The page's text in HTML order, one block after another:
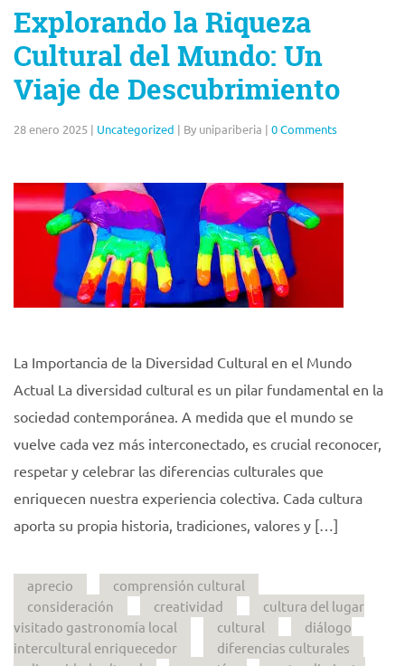
Explorando la Riqueza
Cultural del Mundo: Un
Viaje de Descubrimiento
28 enero 2025 | Uncategorized | By unipariberia | 0 Comments
La Importancia de la Diversidad Cultural en el Mundo
Actual La diversidad cultural es un pilar fundamental en la
sociedad contemporánea. A medida que el mundo se
vuelve cada vez más interconectado, es crucial reconocer,
respetar y celebrar las diferencias culturales que
enriquecen nuestra experiencia colectiva. Cada cultura
aporta su propia historia, tradiciones, valores y […]
aprecio
comprensión cultural
consideración
creatividad
cultura del lugar
visitado gastronomía local
cultural
diálogo
intercultural enriquecedor
diferencias culturales